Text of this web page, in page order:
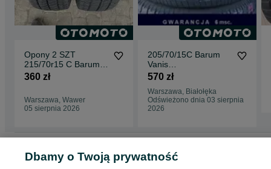
Opony 2 SZT
215/70r15 C Barum
snowanis 2 zimowe
360 zł
Warszawa, Wawer
05 sierpnia 2026
205/70/15C Barum
Vanis
2_8,5mm_2szt_(297)
570 zł
Warszawa, Białołęka
Odświeżono dnia 03 sierpnia
2026
Opony - Warszawa
Opony - Ursus
Dbamy o Twoją prywatność